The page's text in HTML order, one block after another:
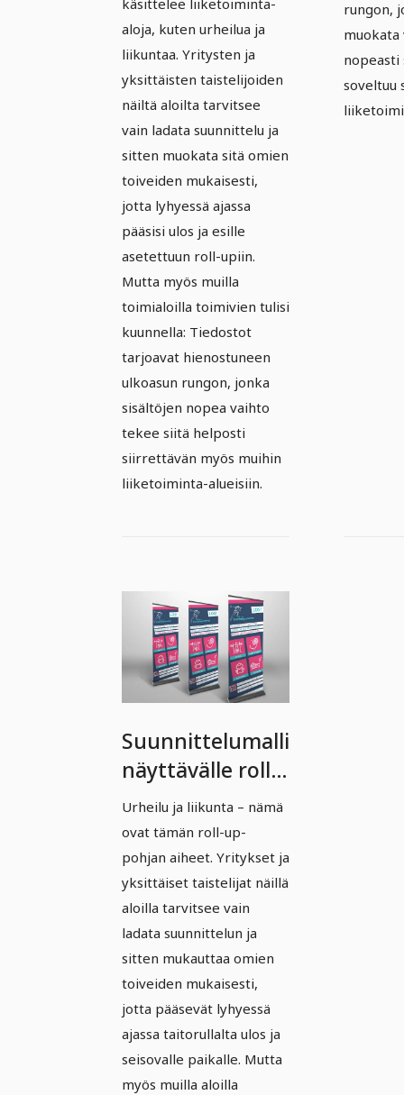
käsittelee liiketoiminta-
aloja, kuten urheilua ja
liikuntaa. Yritysten ja
yksittäisten taistelijoiden
näiltä aloilta tarvitsee
vain ladata suunnittelu ja
sitten muokata sitä omien
toiveiden mukaisesti,
jotta lyhyessä ajassa
pääsisi ulos ja esille
asetettuun roll-upiin.
Mutta myös muilla
toimialoilla toimivien tulisi
kuunnella: Tiedostot
tarjoavat hienostuneen
ulkoasun rungon, jonka
sisältöjen nopea vaihto
tekee siitä helposti
siirrettävän myös muihin
liiketoiminta-alueisiin.
rungon,
muokata
nopeasti
soveltuu
Suunnittelumalli
näyttävälle roll-
upille (Vol. 2) -
versio 6
Urheilu ja liikunta – nämä
ovat tämän roll-up-
pohjan aiheet. Yritykset ja
yksittäiset taistelijat näillä
aloilla tarvitsee vain
ladata suunnittelun ja
sitten mukauttaa omien
toiveiden mukaisesti,
jotta pääsevät lyhyessä
ajassa taitorullalta ulos ja
seisovalle paikalle. Mutta
myös muilla aloilla